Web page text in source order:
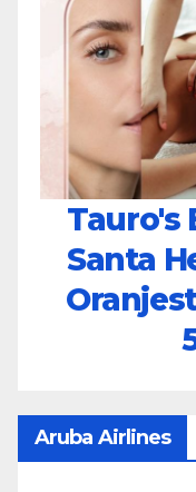
Tauro's
Santa
Aruba Airlines